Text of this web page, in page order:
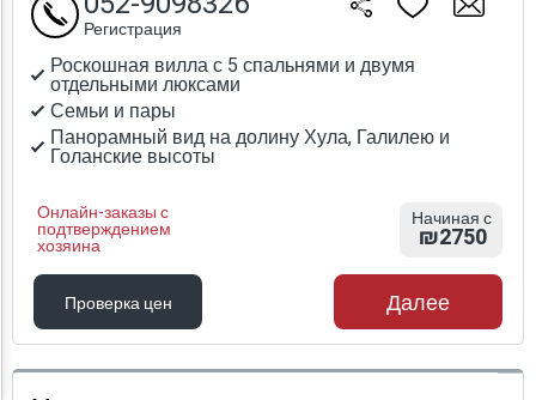
Роскошная вилла с 5 спальнями и двумя
отдельными люксами
Семьи и пары
Панорамный вид на долину Хула, Галилею и
Голанские высоты
Онлайн-заказы с
подтверждением
хозяина
Регистрация
Начиная с
₪2750
Проверка цен
Проверка цен
Далее